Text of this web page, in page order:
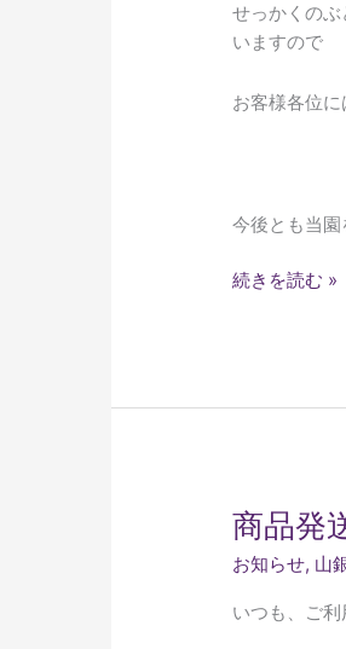
せっかくの
いますので
お客様各位に
今後とも当園
続きを読む »
商品発
お知らせ, 山
いつも、ご利
商
品
発
送